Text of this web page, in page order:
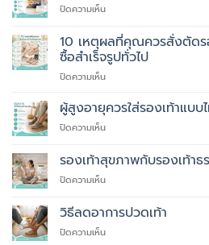
ปิดความเห็นบน
เพื่อ
สุขภาพ
ที่
แพทย์
10 เหตุผลที่คุณควรสั่งตัดร
ซื้อสำเร็จรูปทั่วไป
ปิดความเห็นบน
เหตุผล
คุณ
สั่ง
ตัด
รองเท้า
สุขภาพ
ผู้สูงอายุควรใส่รองเท้าแบบ
ปิดความเห็นบน
สูง
อายุ
ควร
รองเท้า
ไหน
รองเท้าสุขภาพกับรองเท้า
ปิดความเห็นบน
สุขภาพ
กับ
รองเท้า
วิธีลดอาการปวดเท้า
ปิดความเห็นบน